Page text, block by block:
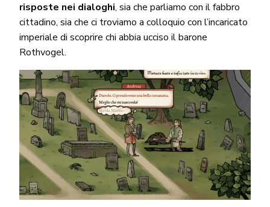
risposte nei dialoghi, sia che parliamo con il fabbro
cittadino, sia che ci troviamo a colloquio con l’incaricato
imperiale di scoprire chi abbia ucciso il barone
Rothvogel.